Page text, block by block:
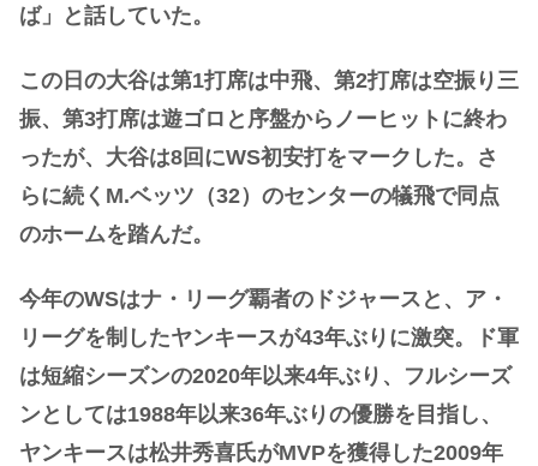
ば」と話していた。
この日の大谷は第1打席は中飛、第2打席は空振り三
振、第3打席は遊ゴロと序盤からノーヒットに終わ
ったが、大谷は8回にWS初安打をマークした。さ
らに続くM.ベッツ（32）のセンターの犠飛で同点
のホームを踏んだ。
今年のWSはナ・リーグ覇者のドジャースと、ア・
リーグを制したヤンキースが43年ぶりに激突。ド軍
は短縮シーズンの2020年以来4年ぶり、フルシーズ
ンとしては1988年以来36年ぶりの優勝を目指し、
ヤンキースは松井秀喜氏がMVPを獲得した2009年